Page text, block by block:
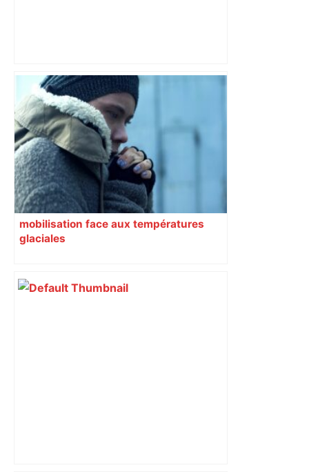
Toulouse. Manger pour 10 euros au
marché de Noël, c'est possible : voici
trois sélections – Actu.fr
mobilisation face aux températures
glaciales